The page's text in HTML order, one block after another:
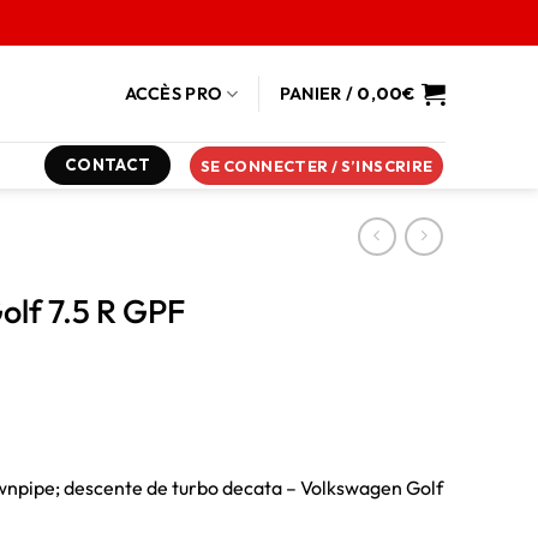
ACCÈS PRO PANIER / 0,00€
CONTACT SE CONNECTER / S’INSCRIRE
7.5 R GPF
descente de turbo decata – Volkswagen Golf